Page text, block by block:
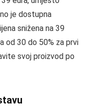
je dostupna
snižena na 39
od 30 do 50% za prvi
svoj proizvod po